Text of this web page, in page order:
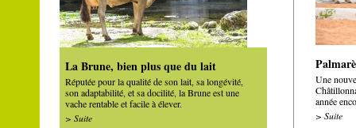
La Brune, bien plus que du lait
Réputée pour la qualité de son lait, sa longévité,
son adaptabilité, et sa docilité, la Brune est une
vache rentable et facile à élever.
> Suite
Une
année
> Suite